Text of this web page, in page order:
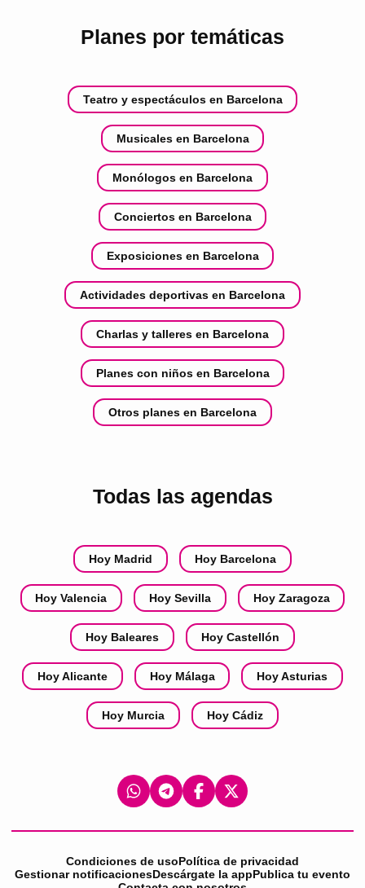
Planes por temáticas
Teatro y espectáculos en Barcelona
Musicales en Barcelona
Monólogos en Barcelona
Conciertos en Barcelona
Exposiciones en Barcelona
Actividades deportivas en Barcelona
Charlas y talleres en Barcelona
Planes con niños en Barcelona
Otros planes en Barcelona
Todas las agendas
Hoy Madrid Hoy Barcelona
Hoy Valencia Hoy Sevilla Hoy Zaragoza
Hoy Baleares Hoy Castellón
Hoy Alicante Hoy Málaga Hoy Asturias
Hoy Murcia Hoy Cádiz
Condiciones de usoPolítica de privacidad
Gestionar notificacionesDescárgate la appPublica tu evento